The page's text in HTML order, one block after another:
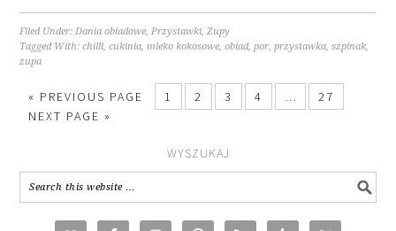
Filed Under:Dania obiadowe,Przystawki,Zupy
Tagged With:chilli,cukinia,mleko kokosowe,obiad,por,przystawka,szpinak,
zupa
« PREVIOUS PAGE 1 2 3 4 …
27
NEXT PAGE »
WYSZUKAJ